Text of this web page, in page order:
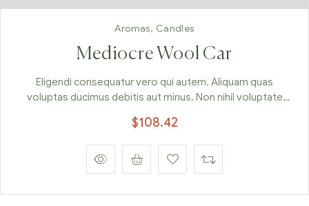
Aromas, Candles
Mediocre Wool Car
Eligendi consequatur vero qui autem. Aliquam quas
voluptas ducimus debitis aut minus. Non nihil voluptate
neque quia necessitatibus enim.
$108.42